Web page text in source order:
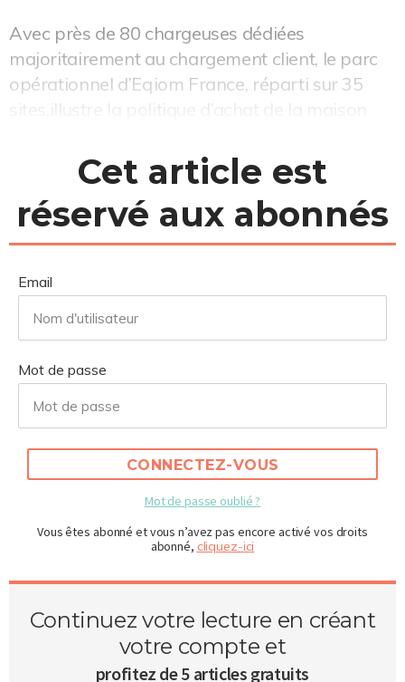
Avec près de 80 chargeuses dédiées
majoritairement au chargement client, le parc
opérationnel d’Eqiom France, réparti sur 35
sites,illustre la politique d’achat de la maison
du secteur dont la politique d’achat obéit à des
critères bien définis. Chaque année, le groupe
lance un appel d’offres auprÃ...
Cet article est
réservé aux abonnés
Email
Mot de passe
CONNECTEZ-VOUS
Mot de passe oublié ?
Vous êtes abonné et vous n’avez pas encore activé vos droits
abonné, cliquez-ici
Continuez votre lecture en créant
votre compte et
profitez de 5 articles gratuits